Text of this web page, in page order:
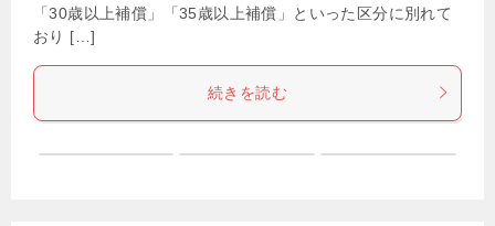
「30歳以上補償」「35歳以上補償」といった区分に別れて
おり […]
続きを読む